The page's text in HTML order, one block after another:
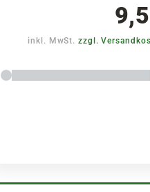
inkl. MwSt.zzgl.